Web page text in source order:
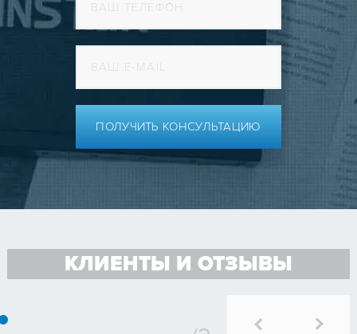
ПОЛУЧИТЬ КОНСУЛЬТАЦИЮ
КЛИЕНТЫ И ОТЗЫВЫ